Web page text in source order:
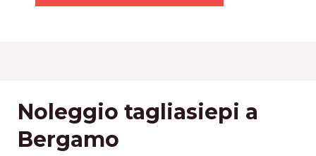
Noleggio tagliasiepi a
Bergamo